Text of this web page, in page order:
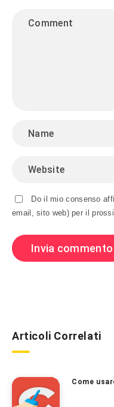
Do il mio consenso
email, sito web) per il
Articoli Correlati
Come